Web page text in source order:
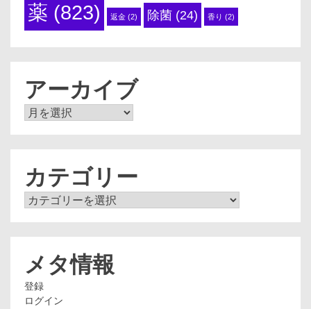
薬 (823) 返金 (2) 除菌 (24) 香り (2)
アーカイブ
ア
カテゴリー
カ
メタ情報
登録
ログイン